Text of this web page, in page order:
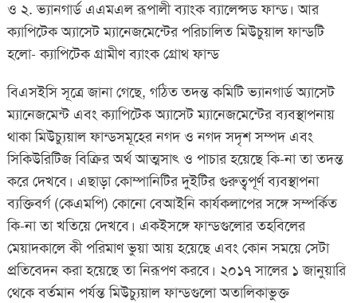
ও ২. ভ্যানগার্ড এএমএল রূপালী ব্যাংক ব্যালেন্সড ফান্ড। আর
ক্যাপিটেক অ্যাসেট ম্যানেজমেন্টের পরিচালিত মিউচুয়াল ফান্ডটি
হলো- ক্যাপিটেক গ্রামীণ ব্যাংক গ্রোথ ফান্ড
বিএসইসি সূত্রে জানা গেছে, গঠিত তদন্ত কমিটি ভ্যানগার্ড অ্যাসেট
ম্যানেজমেন্ট এবং ক্যাপিটেক অ্যাসেট ম্যানেজমেন্টের ব্যবস্থাপনায়
থাকা মিউচ্যুয়াল ফান্ডসমূহের নগদ ও নগদ সদৃশ সম্পদ এবং
সিকিউরিটিজ বিক্রির অর্থ আত্মসাৎ ও পাচার হয়েছে কি-না তা তদন্ত
করে দেখবে। এছাড়া কোম্পানিটির দুইটির গুরুত্বপূর্ণ ব্যবস্থাপনা
ব্যক্তিবর্গ (কেএমপি) কোনো বেআইনি কার্যকলাপের সঙ্গে সম্পর্কিত
কি-না তা খতিয়ে দেখবে। একইসঙ্গে ফান্ডগুলোর তহবিলের
মেয়াদকালে কী পরিমাণ ভুয়া আয় হয়েছে এবং কোন সময়ে সেটা
প্রতিবেদন করা হয়েছে তা নিরূপণ করবে। ২০১৭ সালের ১ জানুয়ারি
থেকে বর্তমান পর্যন্ত মিউচ্যুয়াল ফান্ডগুলো অতালিকাভুক্ত